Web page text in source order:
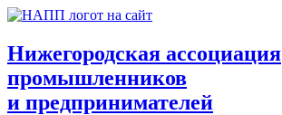
Перейти
содержимому
Нижегородская ассоциация
промышленников
и предпринимателей